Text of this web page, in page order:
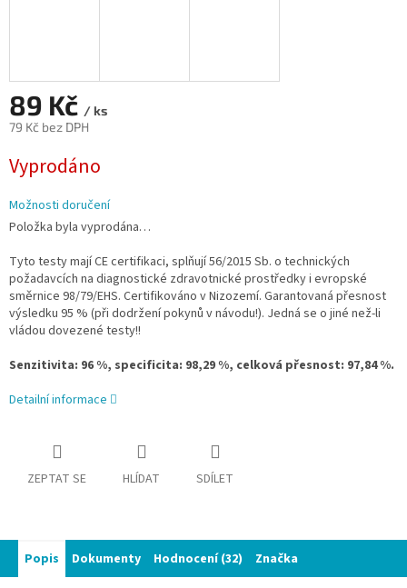
89 Kč / ks
79 Kč bez DPH
cena:
Vyprodáno
Možnosti doručení
Položka byla vyprodána…
Tyto testy mají CE certifikaci, splňují 56/2015 Sb. o technických
požadavcích na diagnostické zdravotnické prostředky i evropské
směrnice 98/79/EHS. Certifikováno v Nizozemí. Garantovaná přesnost
výsledku 95 % (při dodržení pokynů v návodu!). Jedná se o jiné než-li
vládou dovezené testy!!
Senzitivita: 96 %, specificita: 98,29 %, celková přesnost: 97,84 %.
Detailní informace
ZEPTAT SE HLÍDAT SDÍLET
Popis Dokumenty Hodnocení (32) Značka